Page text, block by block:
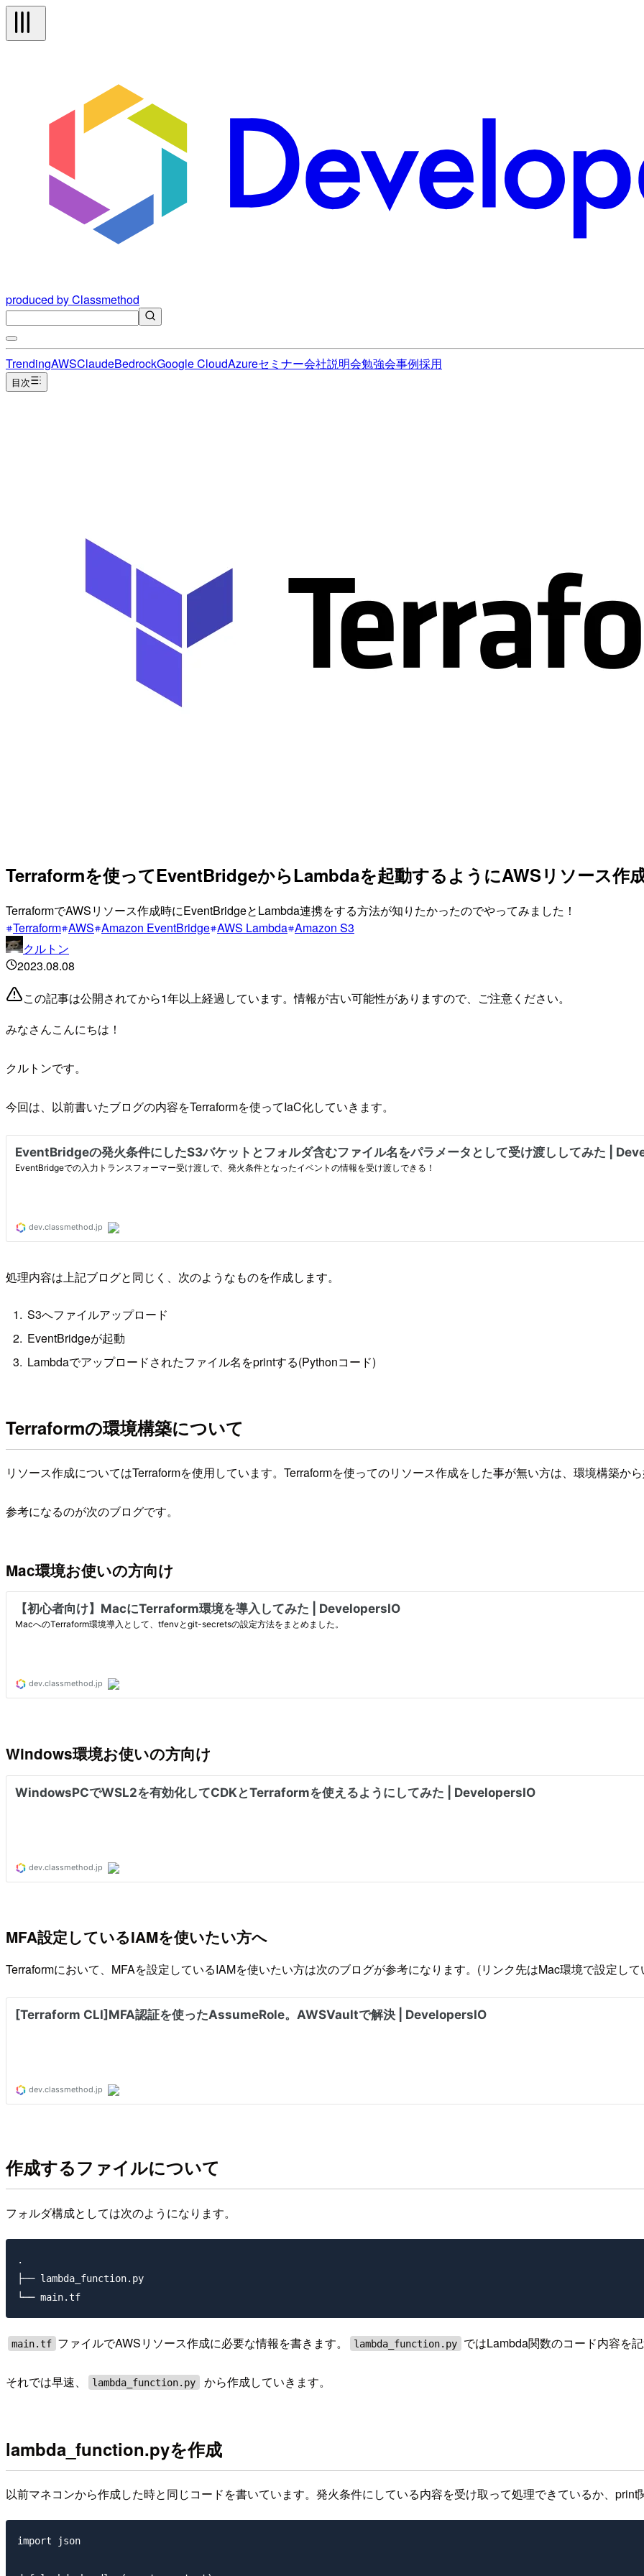
produced by Classmethod
TrendingAWSClaudeBedrockGoogle CloudAzureセミナー会社説明会勉強会事例採用
目次
Terraformを使ってEventBridgeからLambdaを起動するようにAWSリソース作
TerraformでAWSリソース作成時にEventBridgeとLambda連携をする方法が知りたかったのでやってみました！
Terraform AWS Amazon EventBridge AWS Lambda Amazon S3
クルトン
2023.08.08
この記事は公開されてから1年以上経過しています。情報が古い可能性がありますので、ご注意ください。
みなさんこんにちは！
クルトンです。
今回は、以前書いたブログの内容をTerraformを使ってIaC化していきます。
処理内容は上記ブログと同じく、次のようなものを作成します。
S3へファイルアップロード
EventBridgeが起動
Lambdaでアップロードされたファイル名をprintする(Pythonコード)
Terraformの環境構築について
リソース作成についてはTerraformを使用しています。Terraformを使ってのリソース作成をした事が無い方は、環境構築から
参考になるのが次のブログです。
Mac環境お使いの方向け
Windows環境お使いの方向け
MFA設定しているIAMを使いたい方へ
Terraformにおいて、MFAを設定しているIAMを使いたい方は次のブログが参考になります。(リンク先はMac環境で設定し
作成するファイルについて
フォルダ構成としては次のようになります。
.
├── lambda_function.py
main.tf ファイルでAWSリソース作成に必要な情報を書きます。 lambda_function.py ではLambda関数のコード内容を記
それでは早速、 lambda_function.py から作成していきます。
lambda_function.pyを作成
以前マネコンから作成した時と同じコードを書いています。発火条件にしている内容を受け取って処理できているか、print
import json